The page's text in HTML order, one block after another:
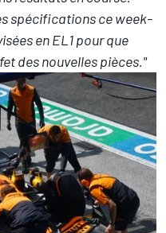
spécifications ce week-
en EL1 pour que
des nouvelles pièces."